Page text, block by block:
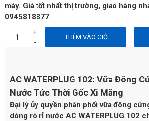
máy. Giá tốt nhất thị trường, giao hàng
0945818877
+
-
THÊM VÀO GIỎ
AC WATERPLUG 102: Vữa Đông
Nước Tức Thời Gốc Xi Măng
Đại lý ủy quyền phân phối vữa đông
dòng rò rỉ nước AC WATERPLUG 102